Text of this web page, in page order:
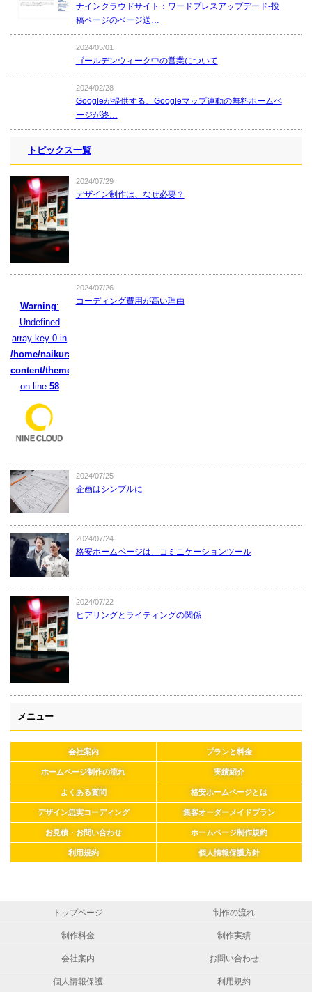
ナインクラウドサイト：ワードプレスアップデード-投
稿ページのページ送…
2024/05/01
ゴールデンウィーク中の営業について
2024/02/28
Googleが提供する、Googleマップ連動の無料ホームペ
ージが終…
トピックス一覧
2024/07/29
デザイン制作は、なぜ必要？
Warning:
Undefined
array key 0 in
/home/naikura/naikura.com/public_html/wpcms/wp-
content/themes/naikura/functions.php
on line 58
2024/07/26
コーディング費用が高い理由
2024/07/25
企画はシンプルに
2024/07/24
格安ホームページは、コミニケーションツール
2024/07/22
ヒアリングとライティングの関係
メニュー
会社案内 プランと料金
ホームページ制作の流れ 実績紹介
よくある質問 格安ホームページとは
デザイン忠実コーディング 集客オーダーメイドプラン
お見積・お問い合わせ ホームページ制作規約
利用規約 個人情報保護方針
トップページ 制作の流れ
制作料金 制作実績
会社案内 お問い合わせ
個人情報保護 利用規約